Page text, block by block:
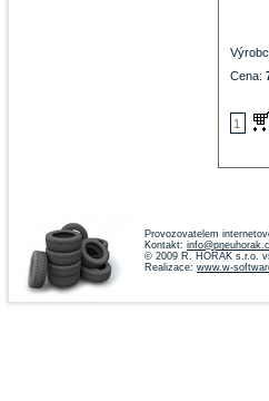
Cena:
Provozovatelem
Kontakt:
© 2009 R. HORÁK s.r.o.
Realizace: www.w-